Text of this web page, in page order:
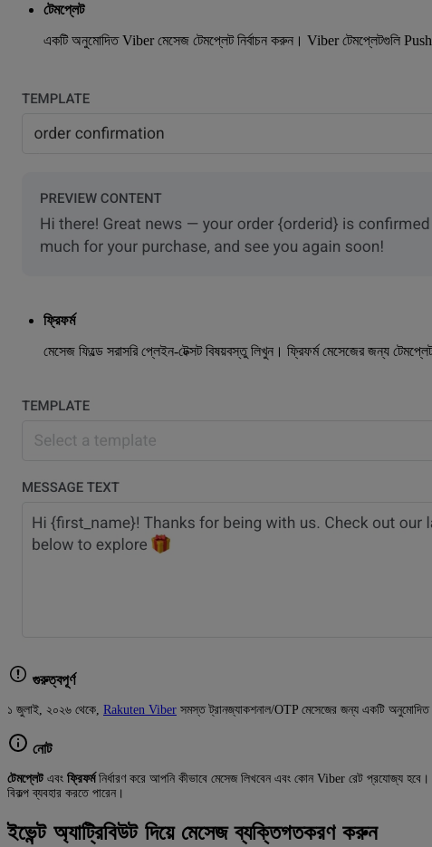
টেমপ্লেট
একটি অনুমোদিত Viber মেসেজ টেমপ্লেট নির্বাচন করুন। Viber টেমপ্লেটগুলি
ফ্রিফর্ম
মেসেজ ফিল্ডে সরাসরি প্লেইন-টেক্সট বিষয়বস্তু লিখুন। ফ্রিফর্ম মেসেজের জন্য
গুরুত্বপূর্ণ
১ জুলাই, ২০২৬ থেকে, Rakuten Viber সমস্ত ট্রানজ্যাকশনাল/OTP মেসেজের জন্য একটি অনুমোদিত
নোট
টেমপ্লেট এবং ফ্রিফর্মনির্ধারণ করে আপনি কীভাবে মেসেজ লিখবেন এবং কোন Viber রেট প্রযোজ্য হবে।
বিকল্প ব্যবহার করতে পারেন।
ইভেন্ট অ্যাট্রিবিউট দিয়ে মেসেজ ব্যক্তিগতকরণ করুন